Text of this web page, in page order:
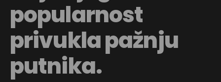
popularnost
privukla pažnju
putnika.